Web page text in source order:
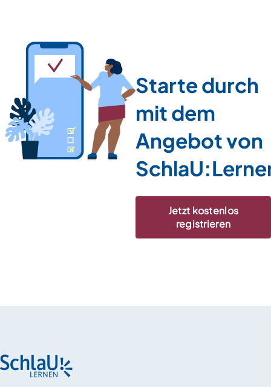
Starte durch
mit dem
Angebot von
Jetzt kostenlos
registrieren